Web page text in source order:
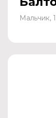
Мальчик,